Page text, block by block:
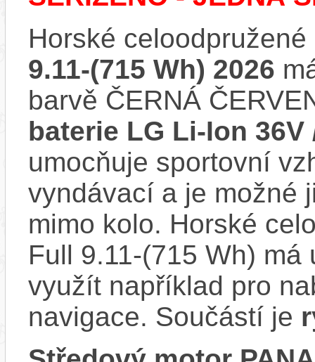
Horské
9.11-(715 Wh) 2026
barvě ČERNÁ
baterie LG Li-Ion 36V
umocňuje sportovní
vyndávací a je možné
mimo kolo. Horské
Full 9.11-(715 Wh)
využít například pro
navigace. Součástí je